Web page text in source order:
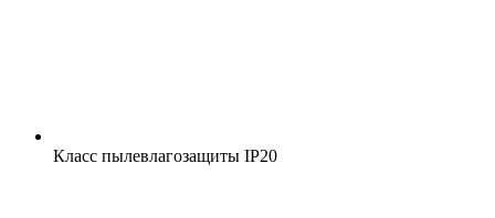
Класс пылевлагозащиты IP20